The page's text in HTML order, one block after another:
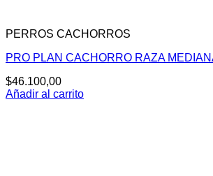
PERROS CACHORROS
PRO PLAN CACHORRO RAZA
$46.100,00
Añadir al carrito